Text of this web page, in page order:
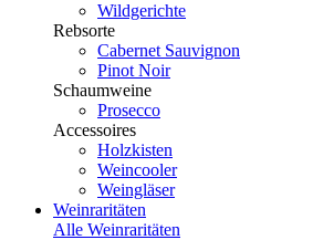
Wildgerichte
Rebsorte
Cabernet Sauvignon
Pinot Noir
Schaumweine
Prosecco
Accessoires
Holzkisten
Weincooler
Weingläser
Weinraritäten
Alle Weinraritäten